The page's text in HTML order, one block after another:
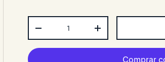
Disminuir cantidadAumentar la cantidad